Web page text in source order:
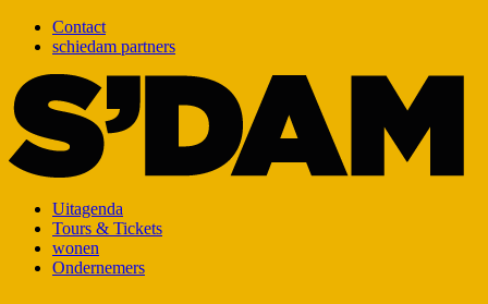
Contact
schiedam partners
Uitagenda
Tours & Tickets
wonen
Ondernemers